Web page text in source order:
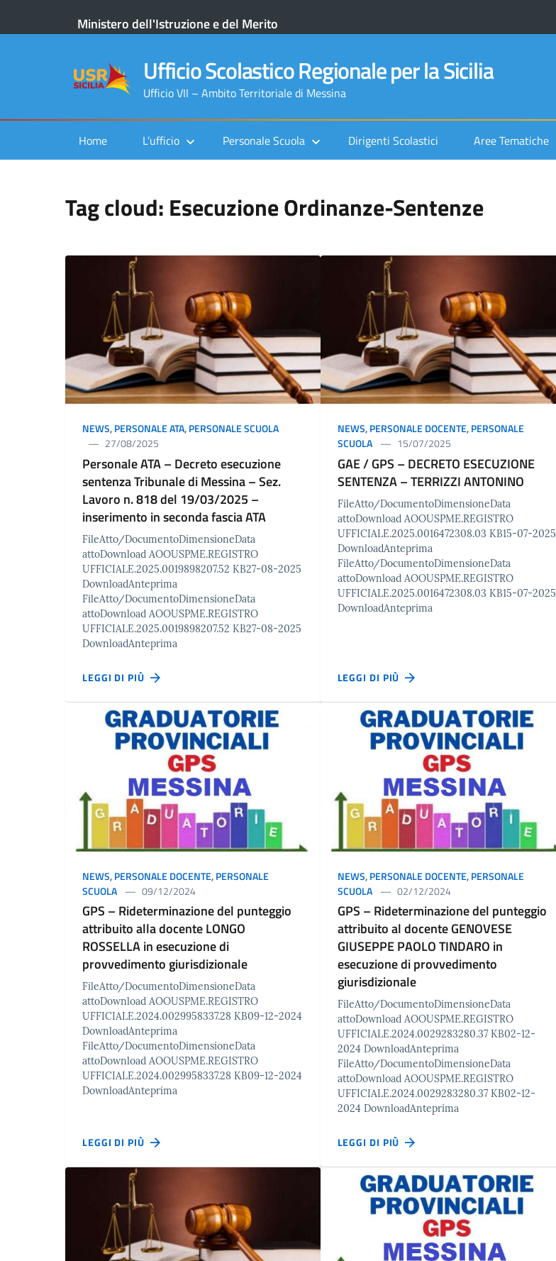
Ministero dell'Istruzione e del Merito
Ufficio Scolastico Regionale per la Sicilia
Ufficio VII – Ambito Territoriale di Messina
Home L’ufficio Personale Scuola Dirigenti Scolastici Aree Tematiche
Tag cloud: Esecuzione Ordinanze-Sentenze
NEWS,PERSONALE ATA,PERSONALE SCUOLA
27/08/2025
Personale ATA – Decreto esecuzione
sentenza Tribunale di Messina – Sez.
Lavoro n. 818 del 19/03/2025 –
inserimento in seconda fascia ATA
FileAtto/DocumentoDimensioneData
attoDownload AOOUSPME.REGISTRO
UFFICIALE.2025.0019898207.52 KB27-08-2025
DownloadAnteprima
FileAtto/DocumentoDimensioneData
attoDownload AOOUSPME.REGISTRO
UFFICIALE.2025.0019898207.52 KB27-08-2025
DownloadAnteprima
LEGGI DI PIÙ
NEWS,PERSONALE DOCENTE,PERSONALE
SCUOLA
15/07/2025
GAE / GPS – DECRETO ESECUZIONE
SENTENZA – TERRIZZI ANTONINO
FileAtto/DocumentoDimensioneData
attoDownload AOOUSPME.REGISTRO
UFFICIALE.2025.0016472308.03 KB15-07-2025
DownloadAnteprima
FileAtto/DocumentoDimensioneData
attoDownload AOOUSPME.REGISTRO
UFFICIALE.2025.0016472308.03 KB15-07-2025
DownloadAnteprima
LEGGI DI PIÙ
NEWS,PERSONALE DOCENTE,PERSONALE
SCUOLA
09/12/2024
GPS – Rideterminazione del punteggio
attribuito alla docente LONGO
ROSSELLA in esecuzione di
provvedimento giurisdizionale
FileAtto/DocumentoDimensioneData
attoDownload AOOUSPME.REGISTRO
UFFICIALE.2024.0029958337.28 KB09-12-2024
DownloadAnteprima
FileAtto/DocumentoDimensioneData
attoDownload AOOUSPME.REGISTRO
UFFICIALE.2024.0029958337.28 KB09-12-2024
DownloadAnteprima
LEGGI DI PIÙ
NEWS,PERSONALE DOCENTE,PERSONALE
SCUOLA
02/12/2024
GPS – Rideterminazione del punteggio
attribuito al docente GENOVESE
GIUSEPPE PAOLO TINDARO in
esecuzione di provvedimento
giurisdizionale
FileAtto/DocumentoDimensioneData
attoDownload AOOUSPME.REGISTRO
UFFICIALE.2024.0029283280.37 KB02-12-
2024 DownloadAnteprima
FileAtto/DocumentoDimensioneData
attoDownload AOOUSPME.REGISTRO
UFFICIALE.2024.0029283280.37 KB02-12-
2024 DownloadAnteprima
LEGGI DI PIÙ